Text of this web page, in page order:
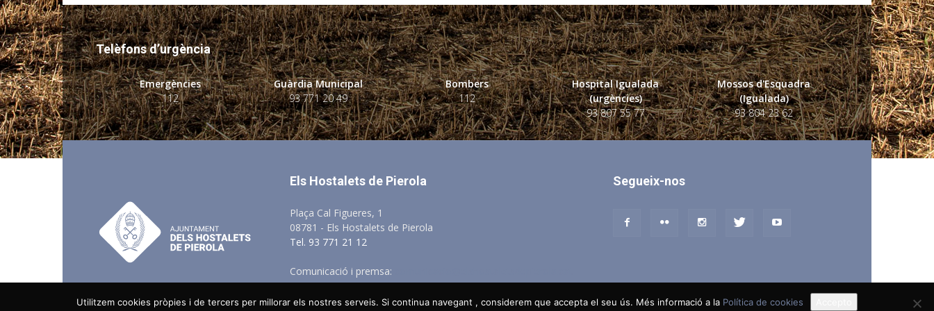
Telèfons d’urgència
Emergències
112
Guàrdia Municipal
93 771 20 49
Bombers
112
Hospital Igualada
(urgències)
93 807 55 77
Mossos d'Esquadra
(Igualada)
93 804 23 62
Els Hostalets de Pierola
Plaça Cal Figueres, 1
08781 - Els Hostalets de Pierola
Tel. 93 771 21 12
Comunicació i premsa:
Segueix-nos
Utilitzem cookies pròpies i de tercers per millorar els nostres serveis. Si continua navegant , considerem que accepta el seu ús. Més informació a la Política de cookies